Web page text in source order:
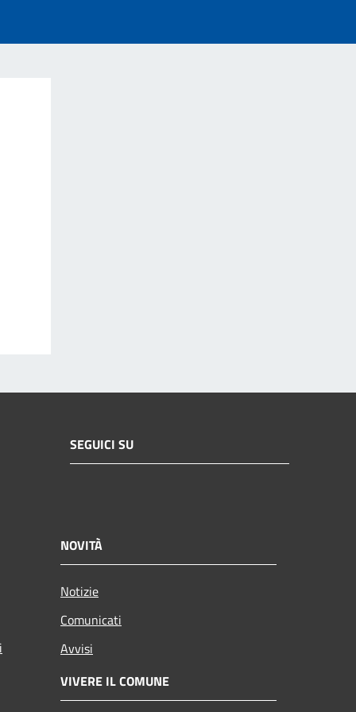
SEGUICI SU
NOVITÀ
Notizie
Comunicati
Avvisi
VIVERE IL COMUNE